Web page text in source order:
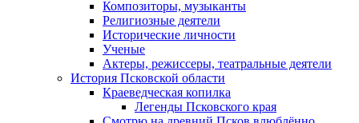
Композиторы, музыканты
Религиозные деятели
Исторические личности
Ученые
Актеры, режиссеры, театральные деятели
История Псковской области
Краеведческая копилка
Легенды Псковского края